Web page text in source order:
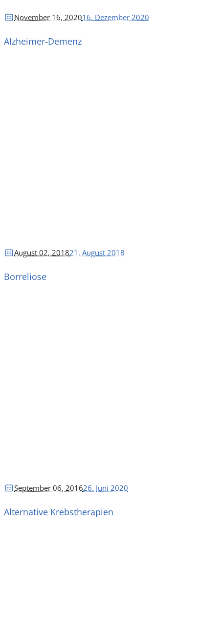
November 16, 202016. Dezember 2020
Alzheimer-Demenz
August 02, 201821. August 2018
Borreliose
September 06, 201626. Juni 2020
Alternative Krebstherapien